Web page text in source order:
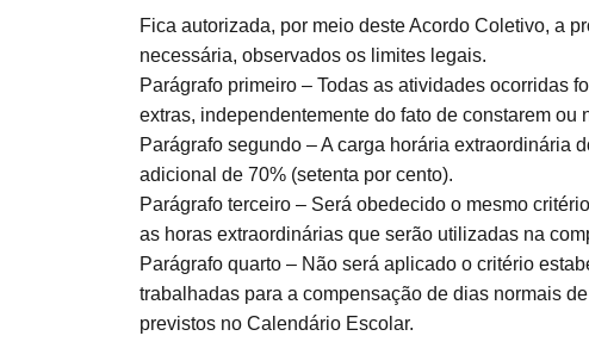
Fica autorizada, por meio deste Acordo Coletivo, a
necessária, observados os limites legais.
Parágrafo primeiro – Todas as atividades ocorridas
extras, independentemente do fato de constarem ou
Parágrafo segundo – A carga horária extraordinária
adicional de 70% (setenta por cento).
Parágrafo terceiro – Será obedecido o mesmo
as horas extraordinárias que serão utilizadas na
Parágrafo quarto – Não será aplicado o critério
trabalhadas para a compensação de dias normais
previstos no Calendário Escolar.